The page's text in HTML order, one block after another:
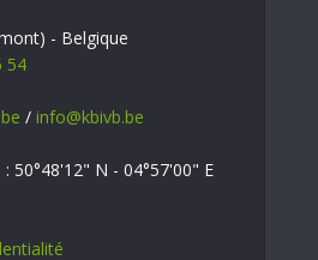
- Belgique
54
/ info@kbivb.be
50°48'12" N - 04°57'00" E